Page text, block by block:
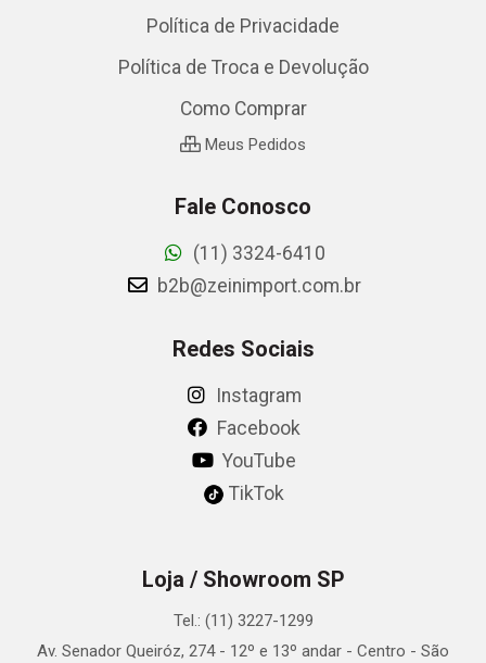
Política de Privacidade
Política de Troca e Devolução
Como Comprar
Meus Pedidos
Fale Conosco
(11) 3324-6410
b2b@zeinimport.com.br
Redes Sociais
Instagram
Facebook
YouTube
TikTok
Loja / Showroom SP
Tel.: (11) 3227-1299
Av. Senador Queiróz, 274 - 12º e 13º andar - Centro - São